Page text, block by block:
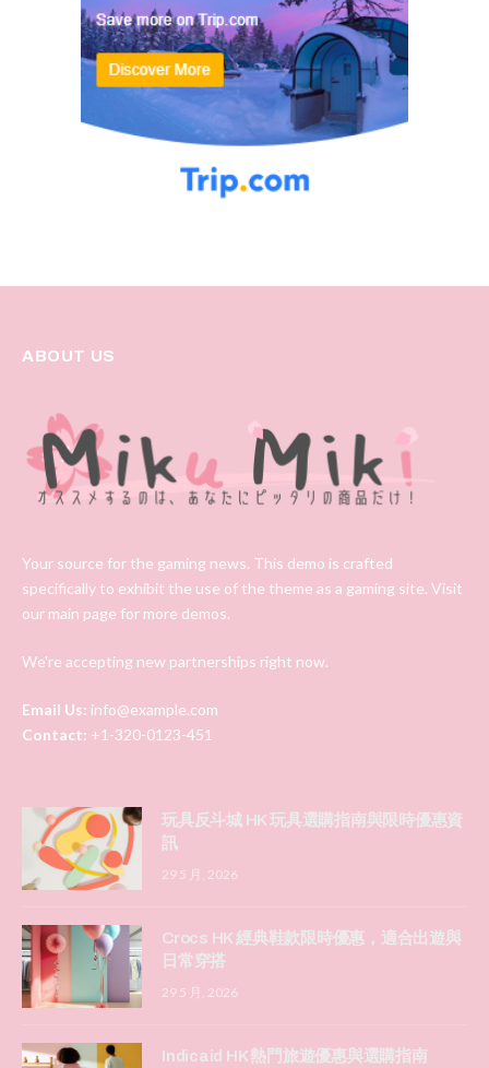
ABOUT US
Your source for the gaming news. This demo is crafted
specifically to exhibit the use of the theme as a gaming site. Visit
our main page for more demos.
We're accepting new partnerships right now.
Email Us: info@example.com
Contact: +1-320-0123-451
玩具反斗城 HK 玩具選購指南與限時優惠資
訊
29 5 月, 2026
Crocs HK 經典鞋款限時優惠，適合出遊與
日常穿搭
29 5 月, 2026
Indicaid HK 熱門旅遊優惠與選購指南